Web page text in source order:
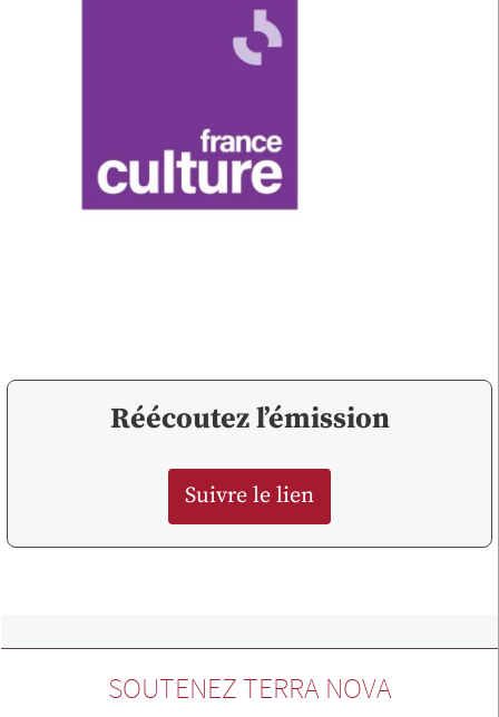
Réécoutez l’émission
Suivre le lien
SOUTENEZ TERRA NOVA